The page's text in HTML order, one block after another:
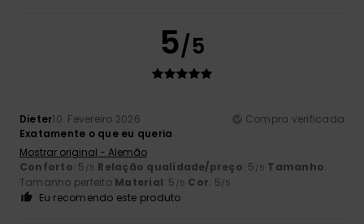
5/5
Dieter10. Fevereiro 2026
Compra verificada
Exatamente o que eu queria
Mostrar original - Alemão
Conforto: 5 /5 Relação qualidade/preço: 5 /5 Tamanho:
Tamanho perfeito Material: 5 /5 Cor: 5/5
Eu recomendo este produto